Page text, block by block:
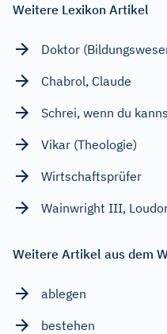
Weitere Lexikon Artikel
Doktor
Chabrol, Claude
Schrei, wenn du
Vikar (Theologie)
Wirtschaftsprüfer
Wainwright III,
Weitere Artikel aus dem
ablegen
bestehen